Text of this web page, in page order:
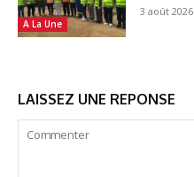
A La Une
3 août 2026
LAISSEZ UNE REPONSE